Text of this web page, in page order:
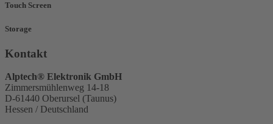
Touch Screen
Storage
Kontakt
Alptech® Elektronik GmbH
Zimmersmühlenweg 14-18
D-61440 Oberursel (Taunus)
Hessen / Deutschland